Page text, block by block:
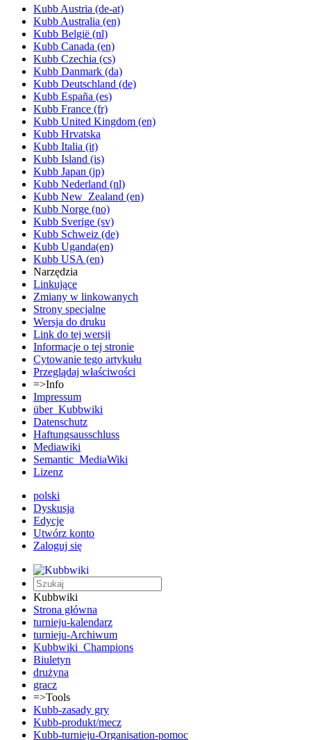
Kubb Austria (de-at)
Kubb Australia (en)
Kubb België (nl)
Kubb Canada (en)
Kubb Czechia (cs)
Kubb Danmark (da)
Kubb Deutschland (de)
Kubb España (es)
Kubb France (fr)
Kubb United Kingdom (en)
Kubb Hrvatska
Kubb Italia (it)
Kubb Island (is)
Kubb Japan (jp)
Kubb Nederland (nl)
Kubb New_Zealand (en)
Kubb Norge (no)
Kubb Sverige (sv)
Kubb Schweiz (de)
Kubb Uganda(en)
Kubb USA (en)
Narzędzia
Linkujące
Zmiany w linkowanych
Strony specjalne
Wersja do druku
Link do tej wersji
Informacje o tej stronie
Cytowanie tego artykułu
Przeglądaj właściwości
=>Info
Impressum
über_Kubbwiki
Datenschutz
Haftungsausschluss
Mediawiki
Semantic_MediaWiki
Lizenz
polski
Dyskusja
Edycje
Utwórz konto
Zaloguj się
Kubbwiki
Strona główna
turnieju-kalendarz
turnieju-Archiwum
Kubbwiki_Champions
Biuletyn
drużyna
gracz
=>Tools
Kubb-zasady gry
Kubb-produkt/mecz
Kubb-turnieju-Organisation-pomoc